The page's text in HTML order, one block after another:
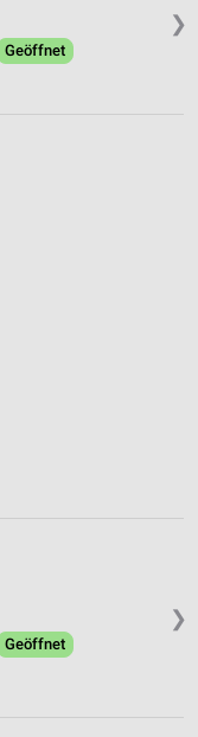
❯
Geöffnet
❯
Geöffnet